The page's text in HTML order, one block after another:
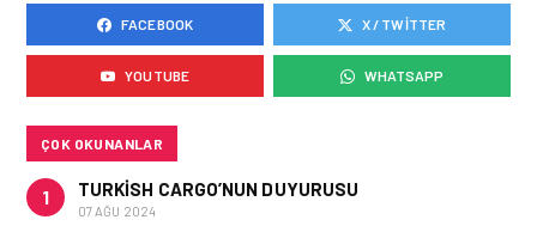
HAVAYOLU • 05 AĞU 2026
AJET’IN SABIHA
GÖKÇEN’DEKI PAZAR PAYI
ARTIŞI FINANSAL
FACEBOOK X / TWITTER
YOUTUBE WHATSAPP
ÇOK OKUNANLAR
1 TURKISH CARGO’NUN DUYURUSU
07 AĞU 2024